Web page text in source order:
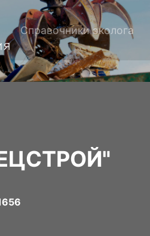
Справочники эколога